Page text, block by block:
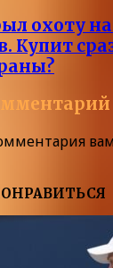
охоту на
Купит